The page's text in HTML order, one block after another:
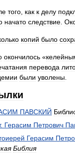
того как к делу
начато следствие
копий было
окончилось «
перевода
были уволены
ПАВСКИЙ
. Герасим Петрович
Герасим
Библия